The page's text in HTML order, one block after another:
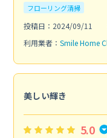
フローリング清掃
投稿日：2024/09/11
利用業者： Smile Home
美しい輝き
5.0